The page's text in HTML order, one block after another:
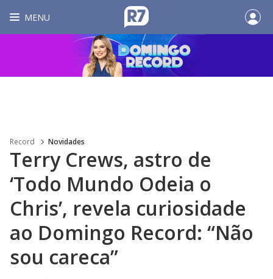
MENU
Record Novidades
Terry Crews, astro de
‘Todo Mundo Odeia o
Chris’, revela curiosidade
ao Domingo Record: “Não
sou careca”